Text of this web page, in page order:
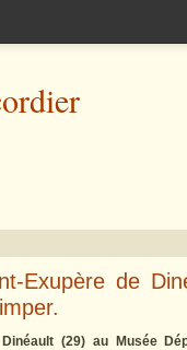
Exupère de
(29) au Musée